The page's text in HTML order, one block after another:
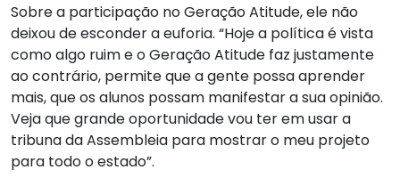
Sobre a participação no Geração Atitude, ele não
deixou de esconder a euforia. “Hoje a política é vista
como algo ruim e o Geração Atitude faz justamente
ao contrário, permite que a gente possa aprender
mais, que os alunos possam manifestar a sua opinião.
Veja que grande oportunidade vou ter em usar a
tribuna da Assembleia para mostrar o meu projeto
para todo o estado”.